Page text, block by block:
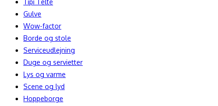
Tipi Telte
Gulve
Wow-factor
Borde og stole
Serviceudlejning
Duge og servietter
Lys og varme
Scene og lyd
Hoppeborge